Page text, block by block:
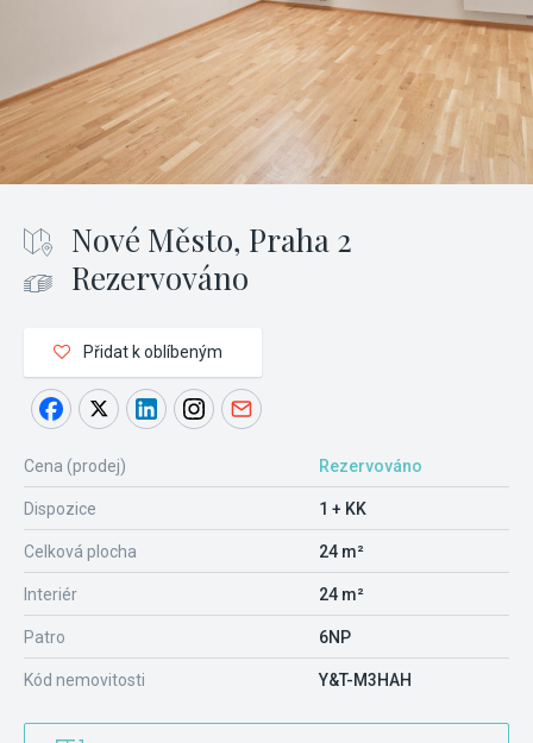
Nové Město, Praha 2
Rezervováno
Přidat k oblíbeným
Cena (prodej) Rezervováno
Dispozice 1 + KK
Celková plocha 24 m²
Interiér 24 m²
Patro 6NP
Kód nemovitosti Y&T-M3HAH